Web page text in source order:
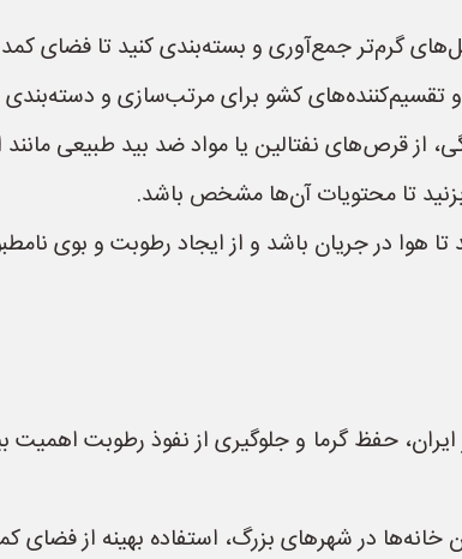
گرم‌تر جمع‌آوری و بسته‌بندی کنید تا فضای کمد
تقسیم‌کننده‌های کشو برای مرتب‌سازی و دسته‌بندی
از قرص‌های نفتالین یا مواد ضد بید طبیعی
تا محتویات آن‌ها مشخص باشد.
هوا در جریان باشد و از ایجاد رطوبت و بوی
حفظ گرما و جلوگیری از نفوذ رطوبت اهمیت
در شهرهای بزرگ، استفاده بهینه از